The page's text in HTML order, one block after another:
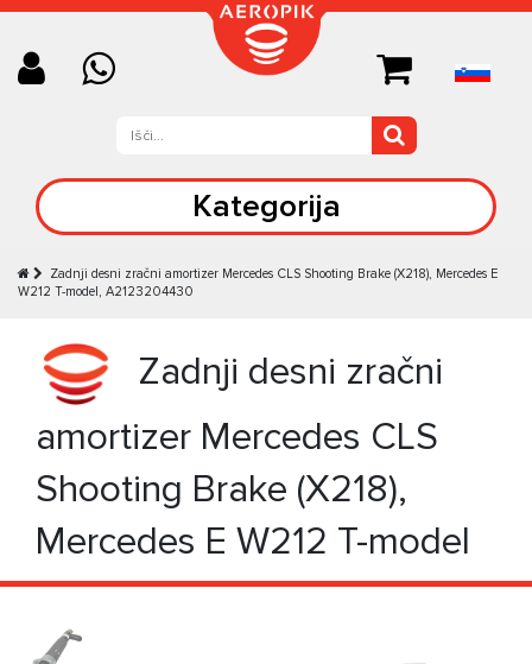
Kategorija
Zadnji desni zračni amortizer Mercedes CLS Shooting Brake (X218), Mercedes E
W212 T-model, A2123204430
Zadnji desni zračni
amortizer Mercedes CLS
Shooting Brake (X218),
Mercedes E W212 T-model